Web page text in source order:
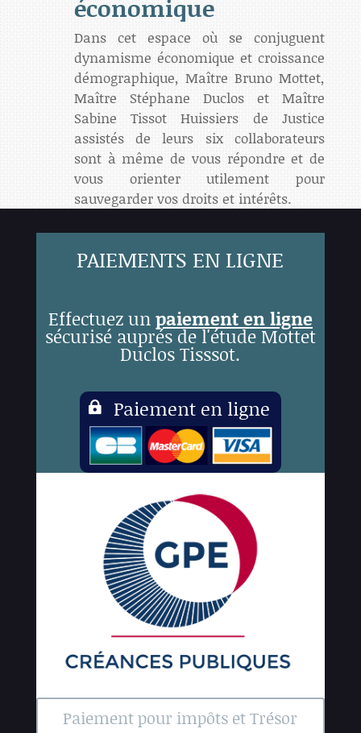
économique
Dans cet espace où se conjuguent
dynamisme économique et croissance
démographique, Maître Bruno Mottet,
Maître Stéphane Duclos et Maître
Sabine Tissot Huissiers de Justice
assistés de leurs six collaborateurs
sont à même de vous répondre et de
vous orienter utilement pour
sauvegarder vos droits et intérêts.
PAIEMENTS EN LIGNE
Effectuez unpaiement en ligne
sécurisé auprés de l'étude Mottet
Duclos Tisssot.
 Paiement en ligne
Paiement pour impôts et Trésor